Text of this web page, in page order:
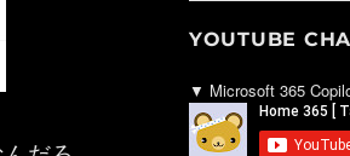
YOUTUBE
▼ Microsoft 365